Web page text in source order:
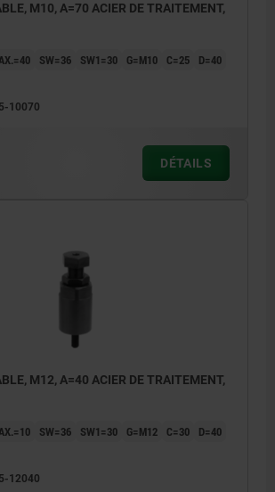
M10, A=70 ACIER DE TRAITEMENT,
SW=36 SW1=30 G=M10 C=25
D=40
10070
DÉTAILS
M12, A=40 ACIER DE TRAITEMENT,
SW=36 SW1=30 G=M12 C=30
D=40
12040